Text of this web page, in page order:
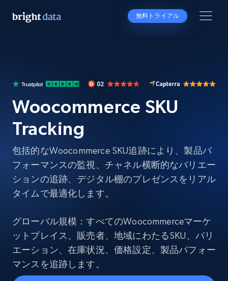
無料トライアル
Woocommerce SKU
Tracking
包括的なWoocommerce SKU追跡により、製品パ
フォーマンスの監視、チャネル横断的なバリエー
ションの追跡、デジタル棚のプレゼンスをリアル
タイムで最適化します。
グローバル規模：すべてのWoocommerceマーケ
ットプレイス、販売者、地域にわたるSKU、バリ
エーション、在庫状況、価格設定、製品パフォー
マンスを追跡します。